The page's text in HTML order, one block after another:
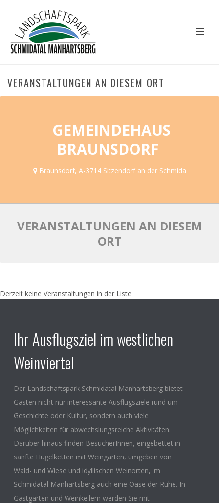
VERANSTALTUNGEN AN DIESEM ORT
GEMEINDEHAUS
BRAUNSDORF
Braunsdorf, A-3714 Sitzendorf an der Schmida
VERANSTALTUNGEN AN DIESEM
ORT
Derzeit keine Veranstaltungen in der Liste
Ihr Ausflugsziel im westlichen
Weinviertel
Der Landschaftspark Schmidatal Manhartsberg bietet
Gästen nicht nur interessante Ausflugsziele rund um
Geschichte oder Kultur, sondern auch viele
Möglichkeiten für abwechslungsreiche Aktivitäten.
Darüber hinaus finden BesucherInnen, eingebettet in
sanfte Hügelketten mit Weingärten, umgeben von
Wald- und Wiese und idyllischen Weinorten, im
Schmidatal Manhartsberg auch eine Oase der Ruhe. In
Gastgärten und Weinkellern werden Sie mit